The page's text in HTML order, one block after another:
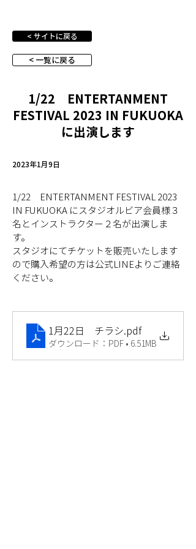
< サイトに戻る
< 一覧に戻る
1/22 ENTERTANMENT
FESTIVAL 2023 IN FUKUOKA
に出演します
2023年1月9日
1/22　ENTERTANMENT FESTIVAL 2023
IN FUKUOKA にスタジオルビア会員様３
名とインストラクター２名が出演しま
す。
スタジオにてチケットを販売いたします
ので購入希望の方は公式LINEよりご連絡
ください。
1月22日 チラシ.pdf
ダウンロード：PDF • 6.51MB